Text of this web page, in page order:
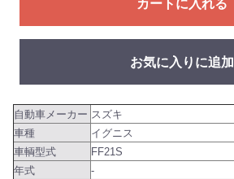
カートに入れる
お気に入りに追加
自動車メーカー スズキ
車種
イグニス
車輌型式
FF21S
年式
-